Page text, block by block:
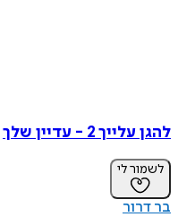
להגן עלייך 2 - עדיין שלך
לשמור לי
בר דרור